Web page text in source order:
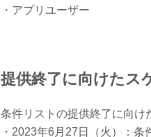
アプリユーザー
提供終了に向けたス
条件リストの提供終了に向け
2023年6月27日（火）：条